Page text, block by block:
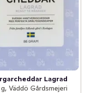
Lagrad
Väddö Gårdsmejeri